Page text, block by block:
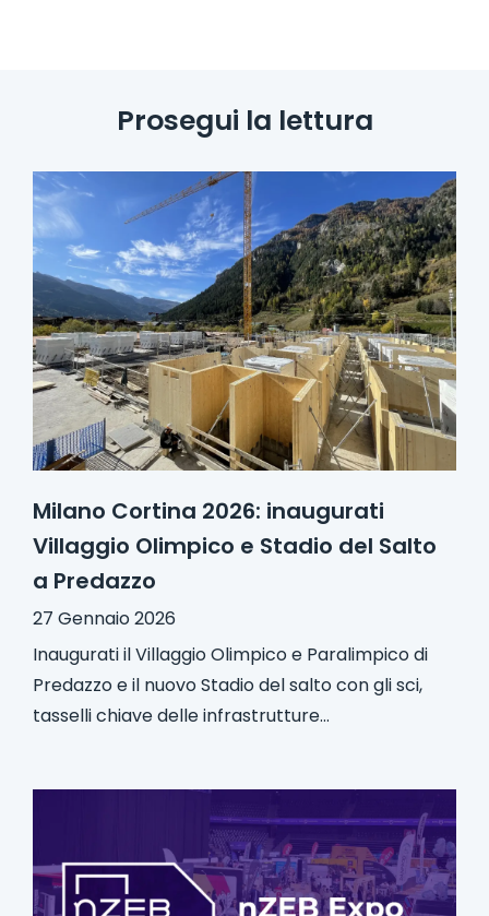
Prosegui la lettura
Milano Cortina 2026: inaugurati
Villaggio Olimpico e Stadio del Salto
a Predazzo
27 Gennaio 2026
Inaugurati il Villaggio Olimpico e Paralimpico di
Predazzo e il nuovo Stadio del salto con gli sci,
tasselli chiave delle infrastrutture...